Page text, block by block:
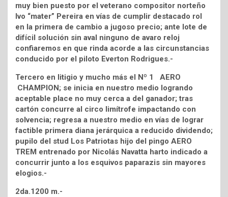
muy bien puesto por el veterano compositor norteño
Ivo “mater” Pereira en vías de cumplir destacado rol
en la primera de cambio a jugoso precio; ante lote de
difícil solución sin aval ninguno de avaro reloj
confiaremos en que rinda acorde a las circunstancias
conducido por el piloto Everton Rodrigues.-
Tercero en litigio y mucho más el Nº 1 AERO
CHAMPION; se inicia en nuestro medio logrando
aceptable place no muy cerca a del ganador; tras
cartón concurre al circo limítrofe impactando con
solvencia; regresa a nuestro medio en vías de lograr
factible primera diana jerárquica a reducido dividendo;
pupilo del stud Los Patriotas hijo del pingo AERO
TREM entrenado por Nicolás Navatta harto indicado a
concurrir junto a los esquivos paparazis sin mayores
elogios.-
2da.1200 m.-